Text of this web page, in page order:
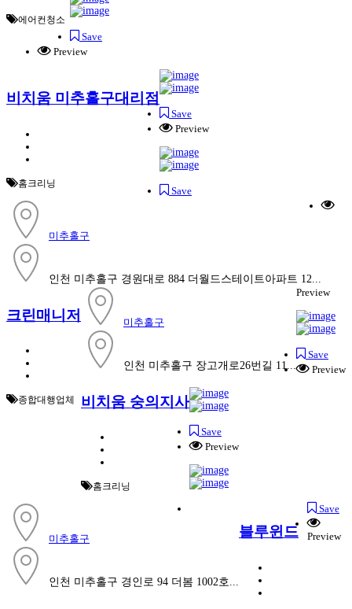
에어컨청소
Save
Preview
비치움 미추홀구대리점
홈크리닝
미추홀구
인천 미추홀구 경원대로 884 더월드스테이트아파트 12...
Save
Preview
크린매니저
종합대행업체
미추홀구
인천 미추홀구 장고개로26번길 11...
Save
Preview
비치움 숭의지사
홈크리닝
미추홀구
인천 미추홀구 경인로 94 더봄 1002호...
Save
Preview
블루윈드
Save
Preview
Save
Preview